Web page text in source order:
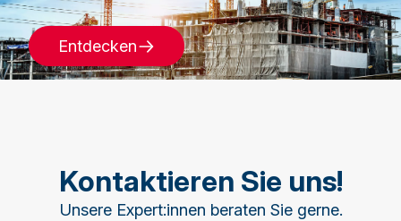
Entdecken
Kontaktieren Sie uns!
Unsere Expert:innen beraten Sie gerne.